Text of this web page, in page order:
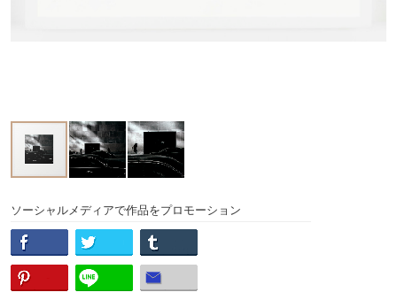
ソーシャルメディアで作品をプロモーション